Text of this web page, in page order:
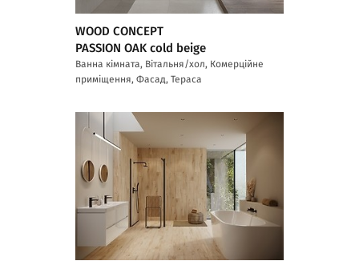
WOOD CONCEPT
PASSION OAK cold beige
Ванна кімната, Вітальня/хол, Комерційне
приміщення, Фасад, Тераса